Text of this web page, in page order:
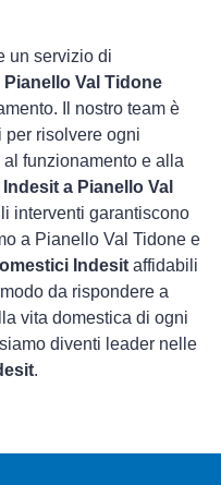
un servizio di
Val Tidone
Il nostro team è
risolvere ogni
funzionamento e alla
a Pianello Val
interventi garantiscono
a Pianello Val Tidone e
Indesit affidabili
da rispondere a
vita domestica di ogni
diventi leader nelle
.